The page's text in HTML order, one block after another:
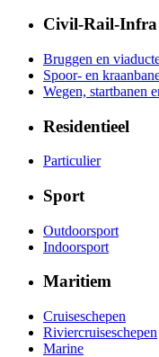
Civil-Rail-Infra
Bruggen en
Spoor- en
Wegen, startbanen
Residentieel
Particulier
Sport
Outdoorsport
Indoorsport
Maritiem
Cruiseschepen
Riviercruiseschepen
Marine